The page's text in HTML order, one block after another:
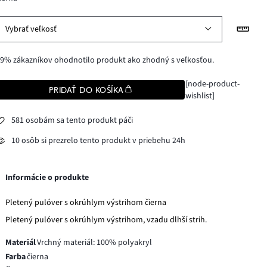
Vybrať veľkosť
zákazníkov ohodnotilo produkt ako zhodný s veľkosťou.
PRIDAŤ DO KOŠÍKA
[node-product-
wishlist]
581 osobám sa tento produkt páči
10 osôb si prezrelo tento produkt v priebehu 24h
Informácie o produkte
Pletený pulóver s okrúhlym výstrihom čierna
Pletený pulóver s okrúhlym výstrihom, vzadu dlhší strih.
MateriálVrchný materiál: 100% polyakryl
Farbačierna